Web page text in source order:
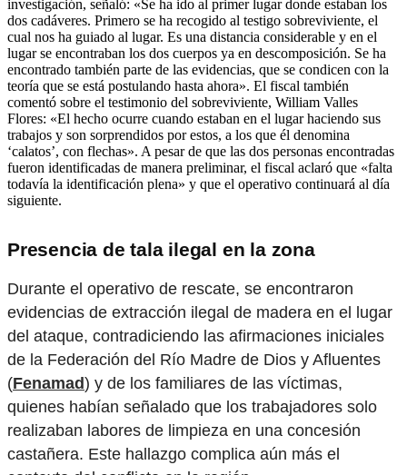
investigación, señaló: «Se ha ido al primer lugar donde estaban los
dos cadáveres. Primero se ha recogido al testigo sobreviviente, el
cual nos ha guiado al lugar. Es una distancia considerable y en el
lugar se encontraban los dos cuerpos ya en descomposición. Se ha
encontrado también parte de las evidencias, que se condicen con la
teoría que se está postulando hasta ahora». El fiscal también
comentó sobre el testimonio del sobreviviente, William Valles
Flores: «El hecho ocurre cuando estaban en el lugar haciendo sus
trabajos y son sorprendidos por estos, a los que él denomina
‘calatos’, con flechas». A pesar de que las dos personas encontradas
fueron identificadas de manera preliminar, el fiscal aclaró que «falta
todavía la identificación plena» y que el operativo continuará al día
siguiente.
Presencia de tala ilegal en la zona
Durante el operativo de rescate, se encontraron
evidencias de extracción ilegal de madera en el lugar
del ataque, contradiciendo las afirmaciones iniciales
de la Federación del Río Madre de Dios y Afluentes
(Fenamad) y de los familiares de las víctimas,
quienes habían señalado que los trabajadores solo
realizaban labores de limpieza en una concesión
castañera. Este hallazgo complica aún más el